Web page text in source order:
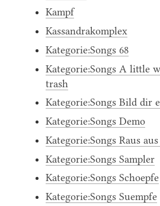
Kampf
Kassandrakomplex
Kategorie:Songs 68
Kategorie:Songs A little
trash
Kategorie:Songs Bild dir
Kategorie:Songs Demo
Kategorie:Songs Raus
Kategorie:Songs Sampler
Kategorie:Songs Schoepfe
Kategorie:Songs Suempfe